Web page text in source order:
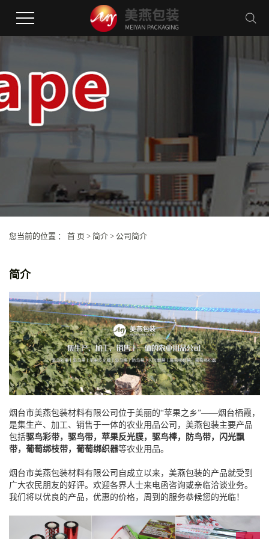
您当前的位置 ： 首 页 > 简介 > 公司简介
简介
烟台市美燕包装材料有限公司位于美丽的“苹果之乡”——烟台栖霞，
是集生产、加工、销售于一体的农业用品公司，美燕包装主要产品
包括驱鸟彩带，驱鸟带，苹果反光膜，驱鸟棒，防鸟带，闪光飘
带，葡萄绑枝带，葡萄绑织器等农业用品。
烟台市美燕包装材料有限公司自成立以来，美燕包装的产品就受到
广大农民朋友的好评。欢迎各界人士来电函咨询或亲临洽谈业务。
我们将以优良的产品，优惠的价格，周到的服务恭候您的光临！